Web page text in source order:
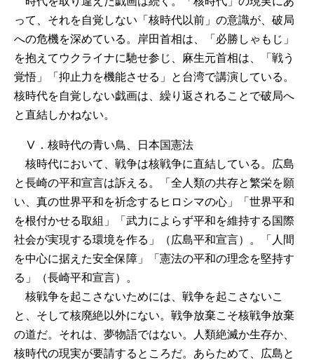
って、それを自覚しない「核時代以前」の意識が、破局
への危機を深めている。岸田首相は、「必勝しゃもじ」
を抱えてウクライナに馳せ参じ、麻生元首相は、「戦う
覚悟」「抑止力を機能させる」と台湾で講演している。
核時代を自覚しない戯画は、繰り返されることで破局へ
と直結しかねない。
Ⅴ．核時代の青い鳥、日本国憲法
核時代において、戦争は核戦争に直結している。広島
と長崎の平和宣言は訴える。「全人類の共存と繁栄を願
い、真の世界平和を祈念するヒロシマの心」「世界平和
を根付かせる取組」「武力によらず平和を維持する国際
社会が実現する環境を作る」（広島平和宣言）。「人間
を中心に据えた安全保障」「憲法の平和の理念を堅持す
る」（長崎平和宣言）。
核戦争を起こさないためには、戦争を起こさないこ
と、そして核廃絶以外にない。戦争放棄こそ核戦争放棄
の道だ。それは、夢物語ではない。人類絶滅か生存か、
核時代の現実が要請するところだ。あらためて、広島と